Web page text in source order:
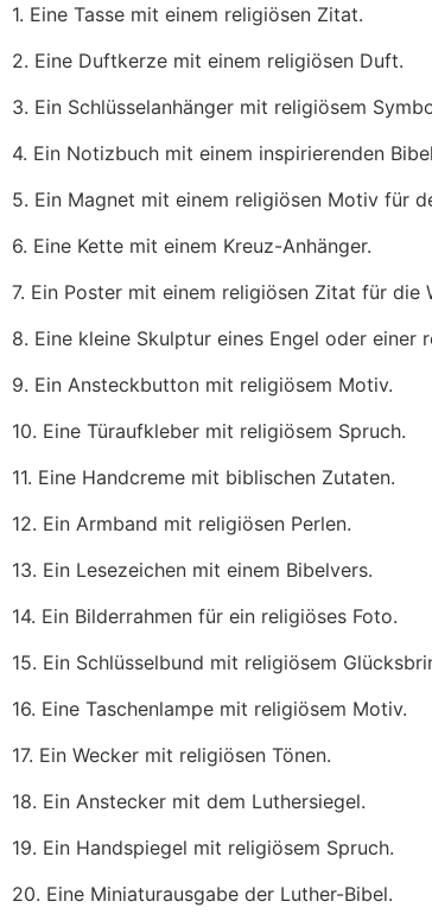
1. Eine Tasse mit einem religiösen Zitat.
2. Eine Duftkerze mit einem religiösen Duft.
3. Ein Schlüsselanhänger mit religiösem
4. Ein Notizbuch mit einem inspirierenden
5. Ein Magnet mit einem religiösen Motiv für
6. Eine Kette mit einem Kreuz-Anhänger.
7. Ein Poster mit einem religiösen Zitat für die
8. Eine kleine Skulptur eines Engel oder einer
9. Ein Ansteckbutton mit religiösem Motiv.
10. Eine Türaufkleber mit religiösem Spruch.
11. Eine Handcreme mit biblischen Zutaten.
12. Ein Armband mit religiösen Perlen.
13. Ein Lesezeichen mit einem Bibelvers.
14. Ein Bilderrahmen für ein religiöses Foto.
15. Ein Schlüsselbund mit religiösem
16. Eine Taschenlampe mit religiösem Motiv.
17. Ein Wecker mit religiösen Tönen.
18. Ein Anstecker mit dem Luthersiegel.
19. Ein Handspiegel mit religiösem Spruch.
20. Eine Miniaturausgabe der Luther-Bibel.